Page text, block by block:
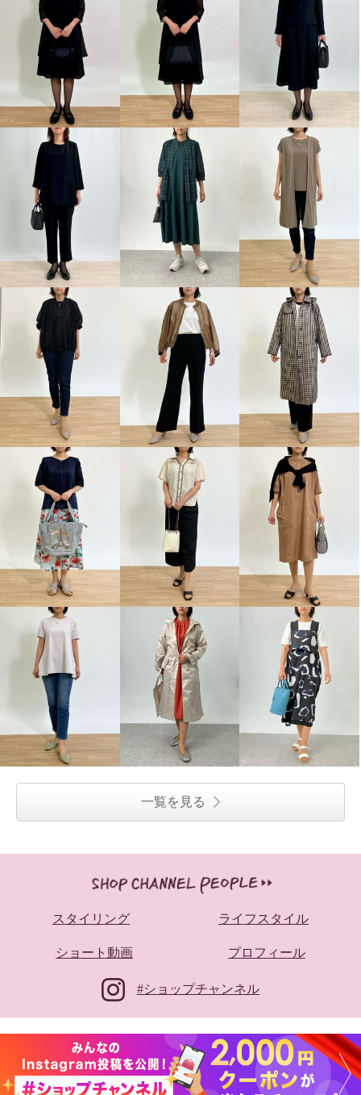
一覧を見る
スタイリング ライフスタイル
ショート動画 プロフィール
#ショップチャンネル